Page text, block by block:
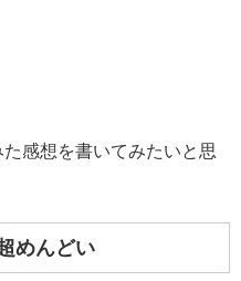
感想を書いてみたいと思
めんどい